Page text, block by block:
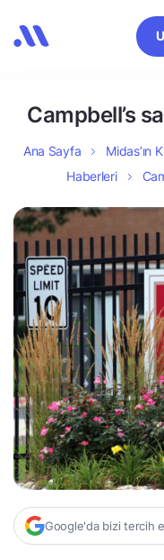
Campbell’s
Ana Sayfa Midas’ın
Haberleri
Google'da bizi tercih